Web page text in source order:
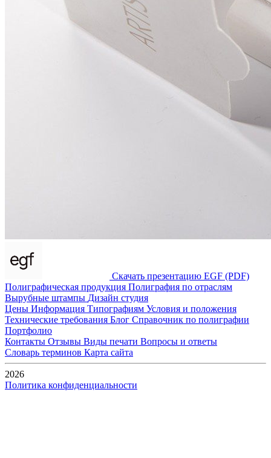
Скачать презентацию EGF (PDF)
Полиграфическая продукция Полиграфия по отраслям
Вырубные штампы Дизайн студия
Цены Информация Типографиям Условия и положения
Технические требования Блог Справочник по полиграфии
Портфолио
Контакты Отзывы Виды печати Вопросы и ответы
Словарь терминов Карта сайта
2026
Политика конфиденциальности